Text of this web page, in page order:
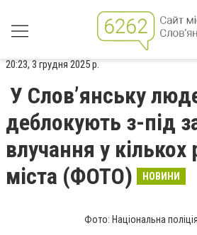
20:23, 3 грудня 2025 р.
У Слов’янську
деблокують з-під
влучання у кількох
міста (ФОТО)
НОВИНИ
Фото: Національна